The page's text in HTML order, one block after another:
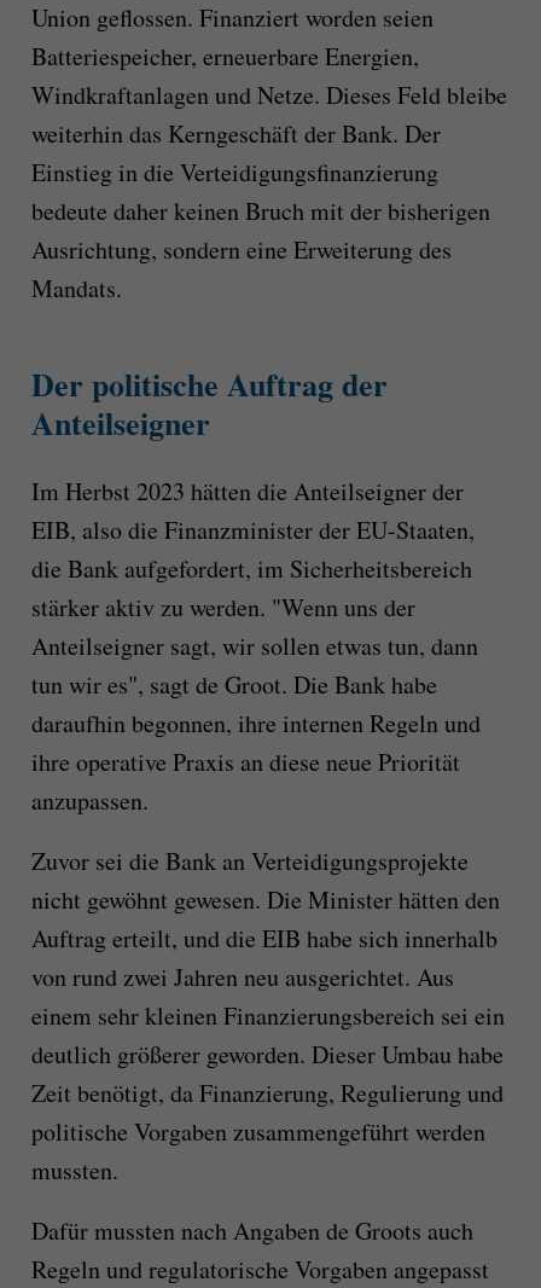
Union geflossen. Finanziert worden seien
Batteriespeicher, erneuerbare Energien,
Windkraftanlagen und Netze. Dieses Feld bleibe
weiterhin das Kerngeschäft der Bank. Der
Einstieg in die Verteidigungsfinanzierung
bedeute daher keinen Bruch mit der bisherigen
Ausrichtung, sondern eine Erweiterung des
Mandats.
Der politische Auftrag der
Anteilseigner
Im Herbst 2023 hätten die Anteilseigner der
EIB, also die Finanzminister der EU-Staaten,
die Bank aufgefordert, im Sicherheitsbereich
stärker aktiv zu werden. "Wenn uns der
Anteilseigner sagt, wir sollen etwas tun, dann
tun wir es", sagt de Groot. Die Bank habe
daraufhin begonnen, ihre internen Regeln und
ihre operative Praxis an diese neue Priorität
anzupassen.
Zuvor sei die Bank an Verteidigungsprojekte
nicht gewöhnt gewesen. Die Minister hätten den
Auftrag erteilt, und die EIB habe sich innerhalb
von rund zwei Jahren neu ausgerichtet. Aus
einem sehr kleinen Finanzierungsbereich sei ein
deutlich größerer geworden. Dieser Umbau habe
Zeit benötigt, da Finanzierung, Regulierung und
politische Vorgaben zusammengeführt werden
mussten.
Dafür mussten nach Angaben de Groots auch
Regeln und regulatorische Vorgaben angepasst